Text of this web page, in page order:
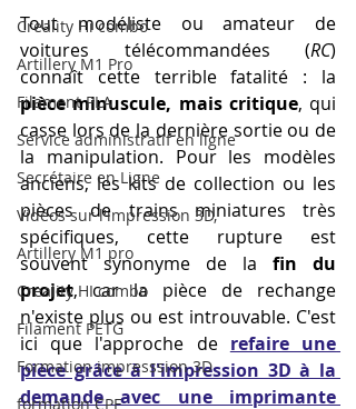
Creality Hi combo
Artillery M1 Pro
Filament PLA
Service administratif en ligne
Secrétaire en Ligne
Vidéos sur l'impression 3D,
Artillery M1 pro
Creality HI combo
Filament PETG
Formation impresssion 3D
formation CPF
Tout modéliste ou amateur de
voitures télécommandées (RC)
pièce minuscule, mais critique, qui
casse lors de la dernière sortie ou de
la manipulation. Pour les modèles
anciens, les kits de collection ou les
pièces de trains miniatures très
spécifiques, cette rupture est
souvent synonyme de la fin du
projet, car la pièce de rechange
n'existe plus ou est introuvable. C'est
ici que l'approche de refaire une
pièce grâce à l'impression 3D à la
demande avec une imprimante